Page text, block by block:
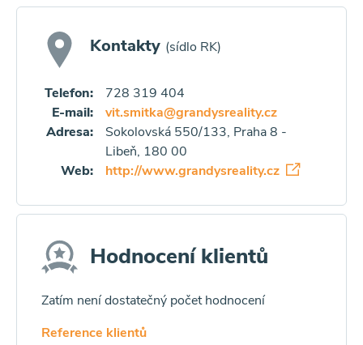
Kontakty (sídlo RK)
Telefon:
728 319 404
E-mail:
vit.smitka@grandysreality.cz
Adresa:
Sokolovská 550/133, Praha 8 -
Libeň, 180 00
Web:
http://www.grandysreality.cz
Hodnocení klientů
Zatím není dostatečný počet hodnocení
Reference klientů